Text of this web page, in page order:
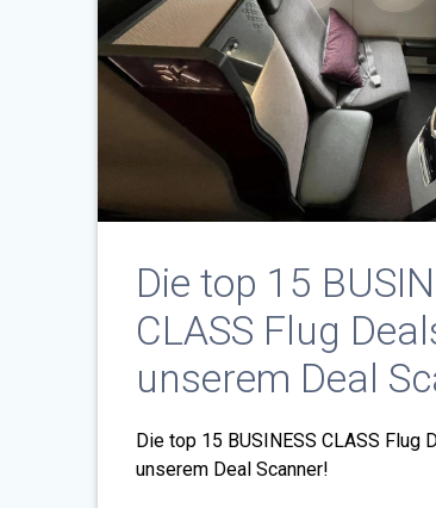
Die top 15
CLASS Flug
unserem Deal
Die top 15 BUSINESS CLASS Flug
unserem Deal Scanner!